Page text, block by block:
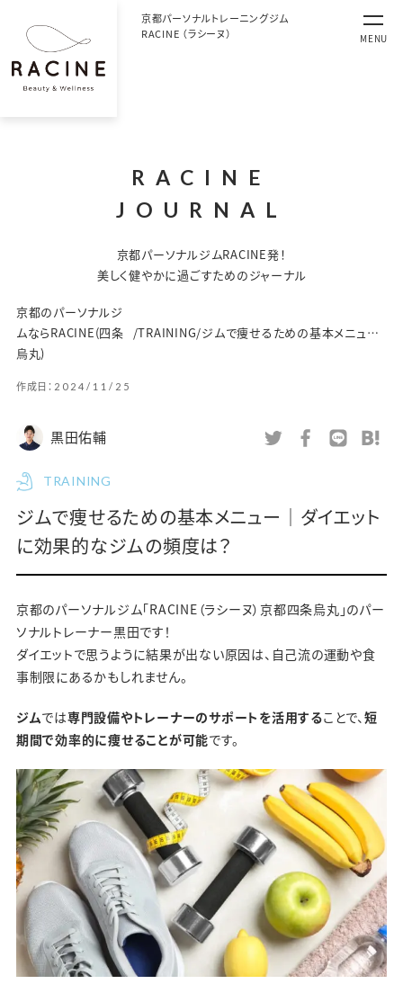
京都パーソナルトレーニングジム
RACINE （ラシーヌ）
MENU
RACINE
JOURNAL
京都パーソナルジムRACINE発！
美しく健やかに過ごすためのジャーナル
京都のパーソナルジ
ムならRACINE(四条
烏丸)
/TRAINING/ ジムで痩せるための基本メニュー｜ダイエットに効果的なジムの頻度は？
作成日： 2024/11/25
黒田佑輔
TRAINING
ジムで痩せるための基本メニュー｜ダイエット
に効果的なジムの頻度は？
京都のパーソナルジム「RACINE（ラシーヌ）京都四条烏丸」のパー
ソナルトレーナー黒田です！
ダイエットで思うように結果が出ない原因は、自己流の運動や食
事制限にあるかもしれません。
ジムでは専門設備やトレーナーのサポートを活用することで、 短
期間で効率的に痩せることが可能です。